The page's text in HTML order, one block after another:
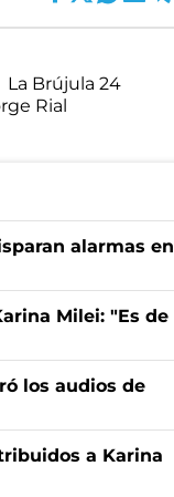
La Brújula 24
Rial
alarmas en
Milei: "Es de
los audios de
a Karina